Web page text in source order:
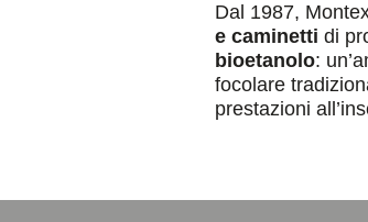
Dal 1987,
e caminetti di
bioetanolo:
focolare
prestazioni